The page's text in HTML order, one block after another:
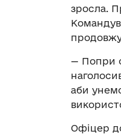
зросла.
— Попри
аби
Офіцер